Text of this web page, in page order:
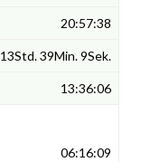
20:57:38
13Std. 39Min. 9Sek.
13:36:06
06:16:09